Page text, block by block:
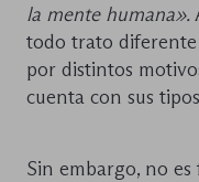
la mente humana».
todo trato
por distintos
cuenta con sus
Sin embargo, no